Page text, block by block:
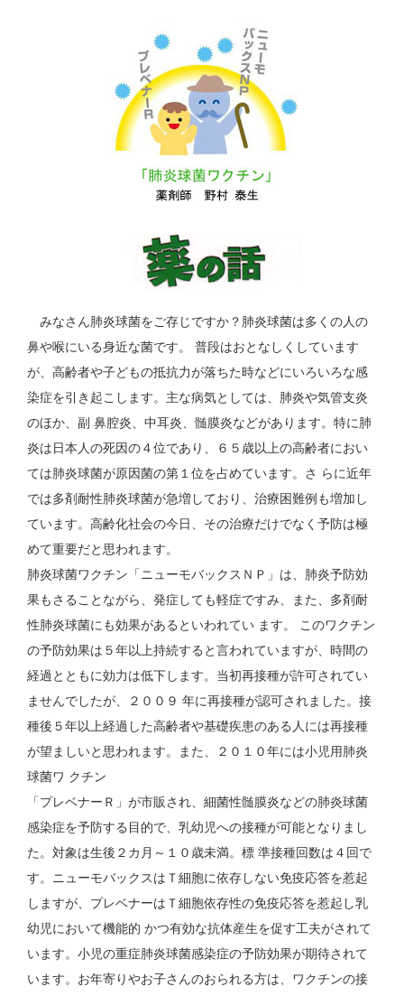
みなさん肺炎球菌をご存じですか？肺炎球菌は多くの人の
鼻や喉にいる身近な菌です。 普段はおとなしくしています
が、高齢者や子どもの抵抗力が落ちた時などにいろいろな感
染症を引き起こします。主な病気としては、肺炎や気管支炎
のほか、副 鼻腔炎、中耳炎、髄膜炎などがあります。特に肺
炎は日本人の死因の４位であり、６５歳以上の高齢者におい
ては肺炎球菌が原因菌の第１位を占めています。さ らに近年
では多剤耐性肺炎球菌が急増しており、治療困難例も増加し
ています。高齢化社会の今日、その治療だけでなく予防は極
めて重要だと思われます。
肺炎球菌ワクチン「ニューモバックスＮＰ」は、肺炎予防効
果もさることながら、発症しても軽症ですみ、また、多剤耐
性肺炎球菌にも効果があるといわれてい ます。 このワクチン
の予防効果は５年以上持続すると言われていますが、時間の
経過とともに効力は低下します。当初再接種が許可されてい
ませんでしたが、２００９ 年に再接種が認可されました。接
種後５年以上経過した高齢者や基礎疾患のある人には再接種
が望ましいと思われます。また、２０１０年には小児用肺炎
球菌ワ クチン
「プレベナーＲ」が市販され、細菌性髄膜炎などの肺炎球菌
感染症を予防する目的で、乳幼児への接種が可能となりまし
た。対象は生後２カ月～１０歳未満。標 準接種回数は４回で
す。ニューモバックスはＴ細胞に依存しない免疫応答を惹起
しますが、プレベナーはＴ細胞依存性の免疫応答を惹起し乳
幼児において機能的 かつ有効な抗体産生を促す工夫がされて
います。小児の重症肺炎球菌感染症の予防効果が期待されて
います。お年寄りやお子さんのおられる方は、ワクチンの接